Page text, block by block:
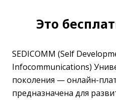
Это
SEDICOMM (Self
Infocommunications)
поколения — онлайн-
предназначена для